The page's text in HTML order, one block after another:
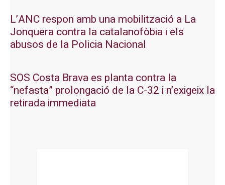
L’ANC respon amb una mobilització a La
Jonquera contra la catalanofòbia i els
abusos de la Policia Nacional
SOS Costa Brava es planta contra la
“nefasta” prolongació de la C-32 i n’exigeix la
retirada immediata